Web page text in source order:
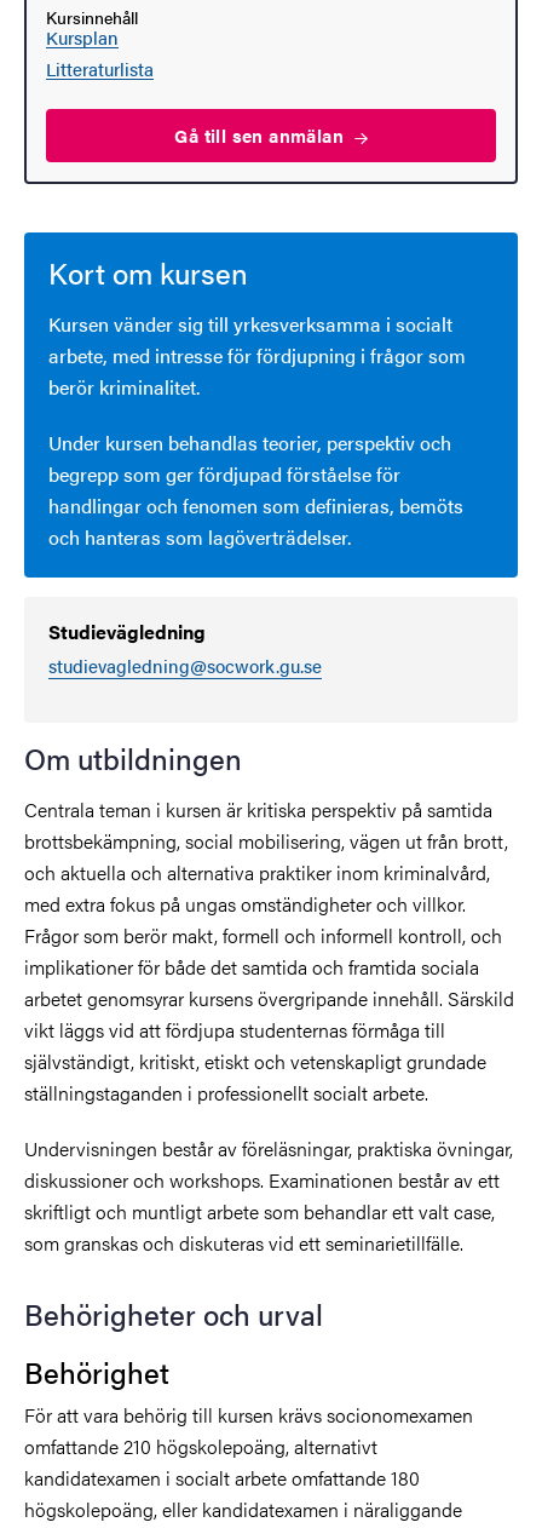
Kursinnehåll
Kursplan
Litteraturlista
Gå till senanmälan
Kort om kursen
Kursen vänder sig till yrkesverksamma i socialt
arbete, med intresse för fördjupning i frågor som
berör kriminalitet.
Under kursen behandlas teorier, perspektiv och
begrepp som ger fördjupad förståelse för
handlingar och fenomen som definieras, bemöts
och hanteras som lagöverträdelser.
Studievägledning
studievagledning@socwork.gu.se
Om utbildningen
Centrala teman i kursen är kritiska perspektiv på samtida
brottsbekämpning, social mobilisering, vägen ut från brott,
och aktuella och alternativa praktiker inom kriminalvård,
med extra fokus på ungas omständigheter och villkor.
Frågor som berör makt, formell och informell kontroll, och
implikationer för både det samtida och framtida sociala
arbetet genomsyrar kursens övergripande innehåll. Särskild
vikt läggs vid att fördjupa studenternas förmåga till
självständigt, kritiskt, etiskt och vetenskapligt grundade
ställningstaganden i professionellt socialt arbete.
Undervisningen består av föreläsningar, praktiska övningar,
diskussioner och workshops. Examinationen består av ett
skriftligt och muntligt arbete som behandlar ett valt case,
som granskas och diskuteras vid ett seminarietillfälle.
Behörigheter och urval
Behörighet
För att vara behörig till kursen krävs socionomexamen
omfattande 210 högskolepoäng, alternativt
kandidatexamen i socialt arbete omfattande 180
högskolepoäng, eller kandidatexamen i näraliggande